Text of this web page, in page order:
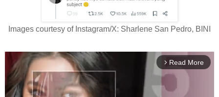
Images courtesy of Instagram/X: Sharlene San Pedro, BINI
arrow_forward_ios Read More